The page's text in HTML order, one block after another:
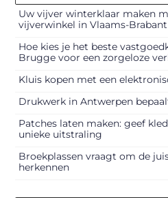
Uw vijver winterklaar maken
vijverwinkel in Vlaams-Brabant
Hoe kies je het beste
Brugge voor een zorgeloze
Kluis kopen met een
Drukwerk in Antwerpen
Patches laten maken: geef
unieke uitstraling
Broekplassen vraagt om de
herkennen